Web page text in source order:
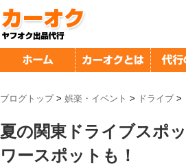
ブログトップ > 娯楽・イベント > ドライブ >
夏の関東ドライブスポ
ワースポットも！